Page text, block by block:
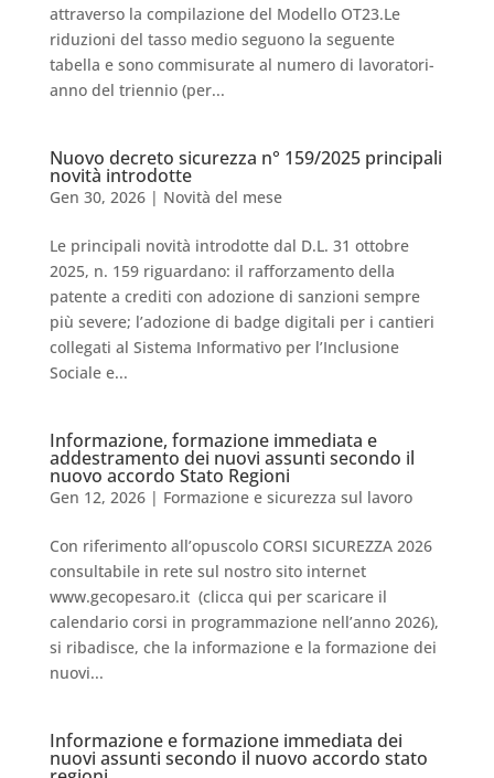
attraverso la compilazione del Modello OT23.Le
riduzioni del tasso medio seguono la seguente
tabella e sono commisurate al numero di lavoratori-
anno del triennio (per...
Nuovo decreto sicurezza n° 159/2025 principali
novità introdotte
Gen 30, 2026| Novità del mese
Le principali novità introdotte dal D.L. 31 ottobre
2025, n. 159 riguardano: il rafforzamento della
patente a crediti con adozione di sanzioni sempre
più severe; l’adozione di badge digitali per i cantieri
collegati al Sistema Informativo per l’Inclusione
Sociale e...
Informazione, formazione immediata e
addestramento dei nuovi assunti secondo il
nuovo accordo Stato Regioni
Gen 12, 2026| Formazione e sicurezza sul lavoro
Con riferimento all’opuscolo CORSI SICUREZZA 2026
consultabile in rete sul nostro sito internet
www.gecopesaro.it (clicca qui per scaricare il
calendario corsi in programmazione nell’anno 2026),
si ribadisce, che la informazione e la formazione dei
nuovi...
Informazione e formazione immediata dei
nuovi assunti secondo il nuovo accordo stato